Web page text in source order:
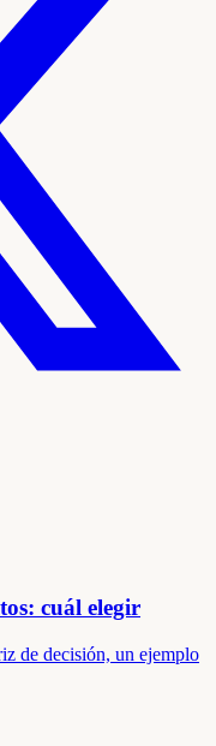
cuál elegir
de decisión, un ejemplo